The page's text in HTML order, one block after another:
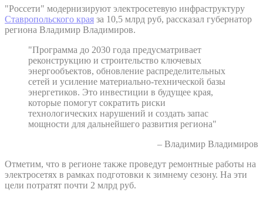
"Россети" модернизируют электросетевую инфраструктуру
Ставропольского края за 10,5 млрд руб, рассказал губернатор
региона Владимир Владимиров.
"Программа до 2030 года предусматривает
реконструкцию и строительство ключевых
энергообъектов, обновление распределительных
сетей и усиление материально-технической базы
энергетиков. Это инвестиции в будущее края,
которые помогут сократить риски
технологических нарушений и создать запас
мощности для дальнейшего развития региона"
– Владимир Владимиров
Отметим, что в регионе также проведут ремонтные работы на
электросетях в рамках подготовки к зимнему сезону. На эти
цели потратят почти 2 млрд руб.